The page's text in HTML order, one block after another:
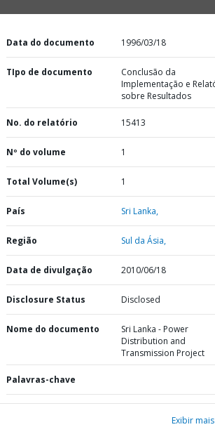
Data do documento 1996/03/18
TIpo de documento
Conclusão da
Implementação e
sobre Resultados
No. do relatório 15413
Nº do volume 1
Total Volume(s) 1
País Sri Lanka,
Região Sul da Ásia,
Data de divulgação 2010/06/18
Disclosure Status Disclosed
Nome do documento
Sri Lanka - Power
Distribution and
Transmission Project
Palavras-chave
Exibir mais